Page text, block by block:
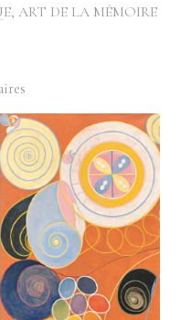
, ART DE LA MÉMOIRE